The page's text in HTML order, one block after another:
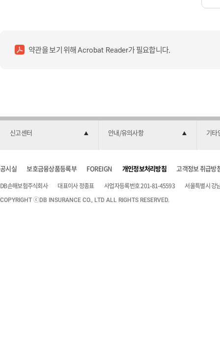
약관을 보기 위해Acrobat Reader가 필요합니다.
신고센터 안내/유의사항 기타
공시실 보호금융상품등록부 FOREIGN 개인정보처리방침 고객정보 취급방
DB손해보험주식회사 대표이사 정종표 사업자등록번호 201-81-45593 서울특별시 강
COPYRIGHT ⓒDB INSURANCE CO., LTD ALL RIGHTS RESERVED.